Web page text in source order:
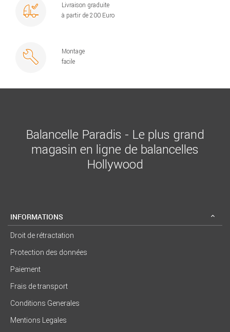
Livraison graduite
à partir de 200 Euro
Montage
facile
Balancelle Paradis - Le plus grand
magasin en ligne de balancelles
Hollywood
INFORMATIONS
Droit de rétractation
Protection des données
Paiement
Frais de transport
Conditions Generales
Mentions Legales